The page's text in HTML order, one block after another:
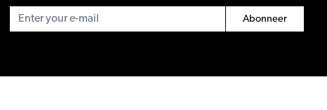
Abonneer